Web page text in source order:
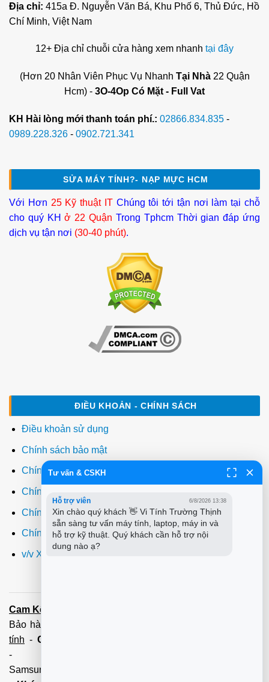
Địa chỉ: 415a Đ. Nguyễn Văn Bá, Khu Phố 6, Thủ Đức, Hồ
Chí Minh, Việt Nam
12+ Địa chỉ chuỗi cửa hàng xem nhanh tại đây
(Hơn 20 Nhân Viên Phục Vụ Nhanh Tại Nhà22 Quận
Hcm) - 3O-4Op Có Mặt - Full Vat
KH Hài lòng mới thanh toán phí.: 02866.834.835 -
0989.228.326 - 0902.721.341
SỬA MÁY TÍNH?- NẠP MỰC HCM
Với Hơn 25 Kỹ thuật ITChúng tôi tới tận nơi làm tại chỗ
cho quý KHở 22 Quận Trong Tphcm Thời gian đáp ứng
dịch vụ tận nơi (30-40 phút).
ĐIỀU KHOẢN - CHÍNH SÁCH
Điều khoản sử dụng
Chính sách bảo mật
Chính sách thanh toán
Chính sách giao hàng
Chính sách đổi trả
Chính sách bảo hành
v/v Xuất hóa đơn đỏ VAT
Cam Kết:
Bảo hành tận tâm - Xuất hóa đơn đỏ đầy đủ
tính - Cài Win Tận Nơi
-
Samsung,Brother,Xeroc,Panasonic): 100 - 180,000 vnđ
Tư vấn & CSKH
Hỗ trợ viên 6/8/2026 13:38
Xin chào quý khách 👋 Vi Tính Trường Thịnh
sẵn sàng tư vấn máy tính, laptop, máy in và
hỗ trợ kỹ thuật. Quý khách cần hỗ trợ nội
dung nào ạ?